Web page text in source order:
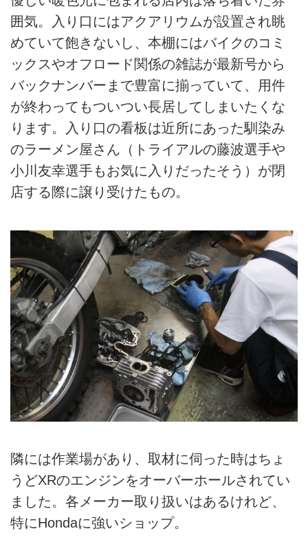
囲気。入り口にはアクアリウムが設置され眺
めていて飽きないし、本棚にはバイクのコミ
ックスやオフロード関係の雑誌が最新号から
バックナンバーまで豊富に揃っていて、用件
が終わってもついつい長居してしまいたくな
ります。入り口の看板は近所にあった馴染み
のラーメン屋さん（トライアルの藤波選手や
小川友幸選手もお気に入りだったそう）が閉
店する際に譲り受けたもの。
隣には作業場があり、取材に伺った時はちょ
うどXRのエンジンをオーバーホールされてい
ました。各メーカー取り扱いはあるけれど、
特にHondaに強いショップ。